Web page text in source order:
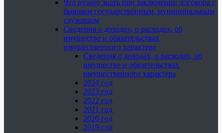
Что нужно знать при заключении договора с
бывшим государственным, муниципальным
служащим
Сведения о доходах, о расходах, об
имуществе и обязательствах
имущественного характера
Сведения о доходах, о расходах, об
имуществе и обязательствах
имущественного характера
2024 год
2023 год
2022 год
2021 год
2020 год
2019 год